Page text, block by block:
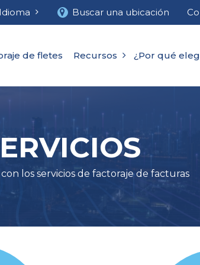
Idioma Buscar una ubicación
de fletes Recursos ¿Por qué
los servicios de factoraje de facturas